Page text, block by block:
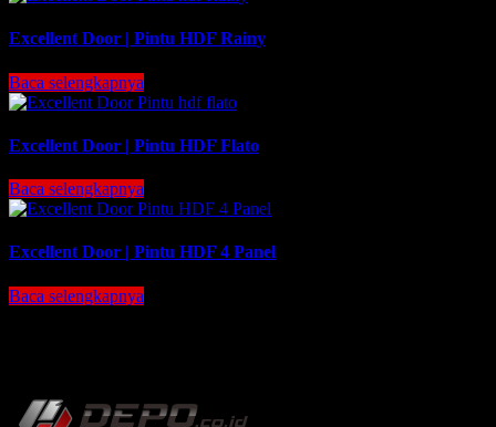
Excellent Door | Pintu HDF Rainy
Baca selengkapnya
Excellent Door | Pintu HDF Flato
Baca selengkapnya
Excellent Door | Pintu HDF 4 Panel
Baca selengkapnya